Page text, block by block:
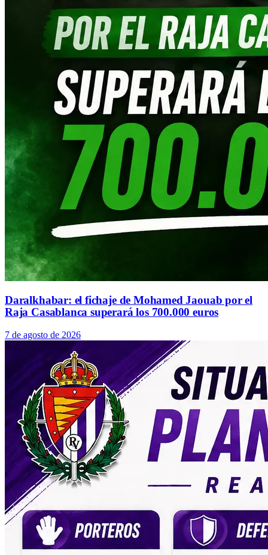
Daralkhabar: el fichaje de Mohamed Jaouab por el
Raja Casablanca superará los 700.000 euros
7 de agosto de 2026